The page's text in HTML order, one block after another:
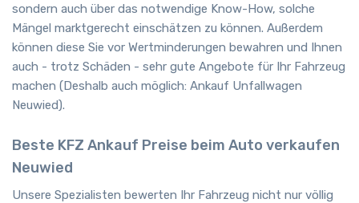
sondern auch über das notwendige Know-How, solche
Mängel marktgerecht einschätzen zu können. Außerdem
können diese Sie vor Wertminderungen bewahren und Ihnen
auch - trotz Schäden - sehr gute Angebote für Ihr Fahrzeug
machen (Deshalb auch möglich: Ankauf Unfallwagen
Neuwied).
Beste KFZ Ankauf Preise beim Auto verkaufen
Neuwied
Unsere Spezialisten bewerten Ihr Fahrzeug nicht nur völlig